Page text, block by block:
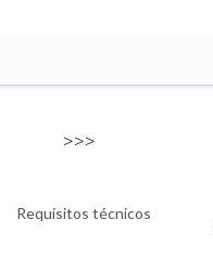
>>>
Requisitos técnicos